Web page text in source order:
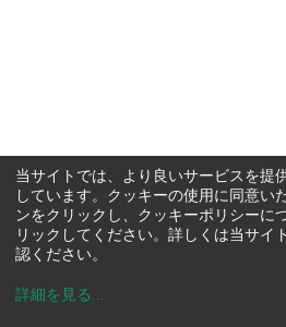
当サイトでは、より良いサービスを提
しています。クッキーの使用に同意い
ンをクリックし、クッキーポリシーに
リックしてください。詳しくは当サイ
認ください。
詳細を見る ...